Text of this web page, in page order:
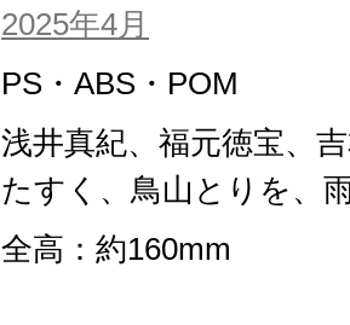
2025年4月
PS・ABS・POM
浅井真紀、福元徳宝、
たすく、鳥山とりを、
全高：約160mm